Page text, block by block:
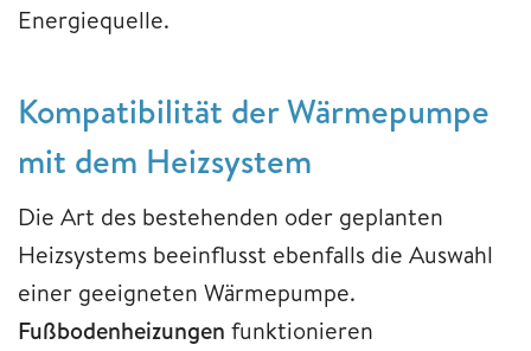
Energiequelle.
Kompatibilität der Wärmepumpe
mit dem Heizsystem
Die Art des bestehenden oder geplanten
Heizsystems beeinflusst ebenfalls die Auswahl
einer geeigneten Wärmepumpe.
Fußbodenheizungen funktionieren